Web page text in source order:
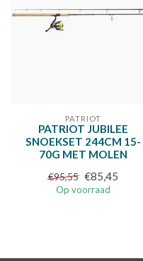
PATRIOT
PATRIOT JUBILEE
SNOEKSET 244CM 15-
70G MET MOLEN
€95,55 €85,45
Op voorraad